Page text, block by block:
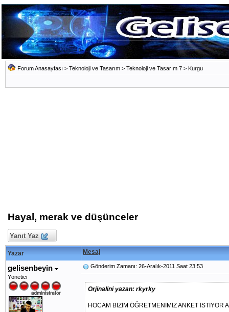
Forum Anasayfası > Teknoloji ve Tasarım > Teknoloji ve Tasarım 7 > Kurgu
Hayal, merak ve düşünceler
Yanıt Yaz
Yazar Mesaj
gelisenbeyin
Yönetici
Gönderim Zamanı: 26-Aralık-2011 Saat 23:53
Orjinalini yazan: rkyrky
HOCAM BİZİM ÖĞRETMENİMİZ ANKET